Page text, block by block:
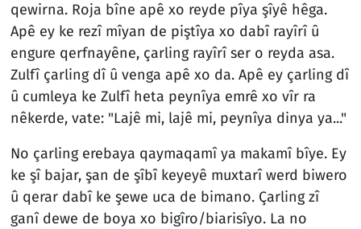
qewirna. Roja bîne apê xo reyde pîya şîyê hêga.
Apê ey ke rezî mîyan de piştîya xo dabî rayîrî û
engure qerfnayêne, çarling rayîrî ser o reyda asa.
Zulfî çarling dî û venga apê xo da. Apê ey çarling dî
û cumleya ke Zulfî heta peynîya emrê xo vîr ra
nêkerde, vate: "Lajê mi, lajê mi, peynîya dinya ya..."
No çarling erebaya qaymaqamî ya makamî bîye. Ey
ke şî bajar, şan de şîbî keyeyê muxtarî werd biwero
û qerar dabî ke şewe uca de bimano. Çarling zî
ganî dewe de boya xo bigîro/biarisîyo. La no